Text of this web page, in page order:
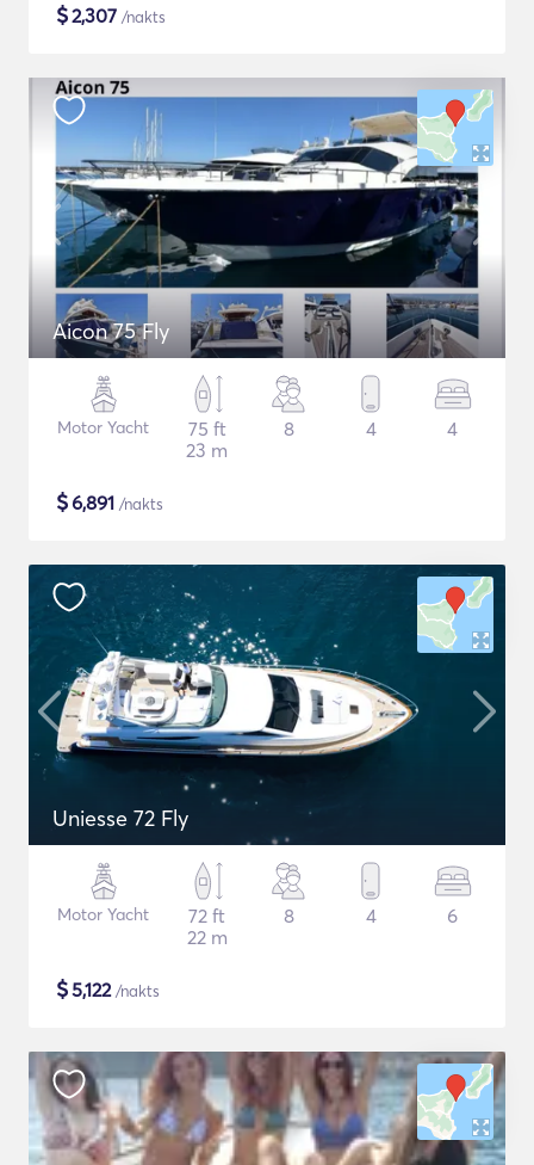
$2,307 /nakts
Aicon 75 Fly
Motor Yacht
75 ft
23 m
8 4 4
$6,891 /nakts
Uniesse 72 Fly
Motor Yacht
72 ft
22 m
8 4 6
$5,122/nakts